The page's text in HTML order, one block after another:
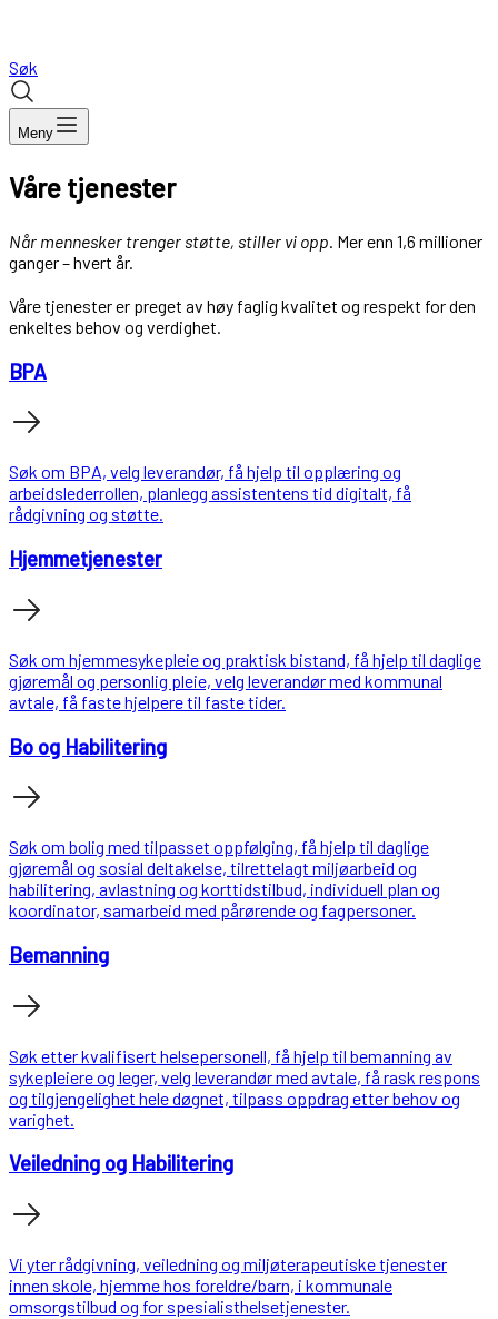
Søk
Meny
Våre tjenester
Når mennesker trenger støtte, stiller vi opp. Mer enn 1,6 millioner
ganger – hvert år.
Våre tjenester er preget av høy faglig kvalitet og respekt for den
enkeltes behov og verdighet.
BPA
Søk om BPA, velg leverandør, få hjelp til opplæring og
arbeidslederrollen, planlegg assistentens tid digitalt, få
rådgivning og støtte.
Hjemmetjenester
Søk om hjemmesykepleie og praktisk bistand, få hjelp til daglige
gjøremål og personlig pleie, velg leverandør med kommunal
avtale, få faste hjelpere til faste tider.
Bo og Habilitering
Søk om bolig med tilpasset oppfølging, få hjelp til daglige
gjøremål og sosial deltakelse, tilrettelagt miljøarbeid og
habilitering, avlastning og korttidstilbud, individuell plan og
koordinator, samarbeid med pårørende og fagpersoner.
Bemanning
Søk etter kvalifisert helsepersonell, få hjelp til bemanning av
sykepleiere og leger, velg leverandør med avtale, få rask respons
og tilgjengelighet hele døgnet, tilpass oppdrag etter behov og
varighet.
Veiledning og Habilitering
Vi yter rådgivning, veiledning og miljøterapeutiske tjenester
innen skole, hjemme hos foreldre/barn, i kommunale
omsorgstilbud og for spesialisthelsetjenester.